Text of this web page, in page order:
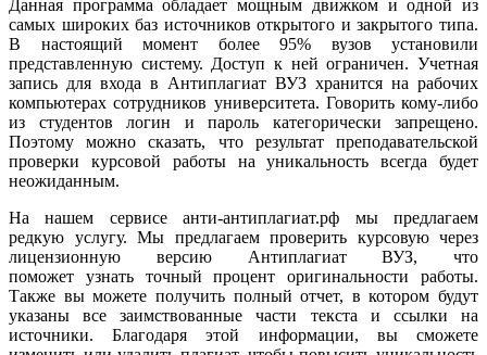
Данная программа обладает мощным движком и одной из
самых широких баз источников открытого и закрытого типа.
В настоящий момент более 95% вузов установили
представленную систему. Доступ к ней ограничен. Учетная
запись для входа в Антиплагиат ВУЗ хранится на рабочих
компьютерах сотрудников университета. Говорить кому-либо
из студентов логин и пароль категорически запрещено.
Поэтому можно сказать, что результат преподавательской
проверки курсовой работы на уникальность всегда будет
неожиданным.
На нашем сервисе анти-антиплагиат.рф мы предлагаем
редкую услугу. Мы предлагаем проверить курсовую через
лицензионную версию Антиплагиат ВУЗ, что
поможет узнать точный процент оригинальности работы.
Также вы можете получить полный отчет, в котором будут
указаны все заимствованные части текста и ссылки на
источники. Благодаря этой информации, вы сможете